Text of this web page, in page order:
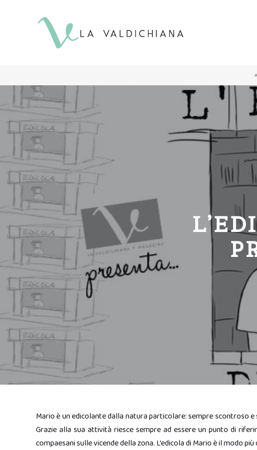
Mario è un edicolante dalla natura particolare: sempre scontroso
Grazie alla sua attività riesce sempre ad essere un punto di
compaesani sulle vicende della zona. L’edicola di Mario è il modo